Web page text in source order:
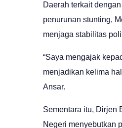
Daerah terkait
penurunan stunting,
menjaga stabilitas
“Saya mengajak
menjadikan kelima
Ansar.
Sementara itu, Dirjen
Negeri menyebutkan